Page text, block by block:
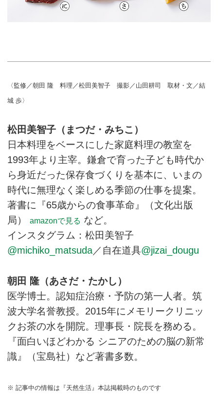
〈監修／朝田 隆 料理／松田美智子 撮影／山田耕司 取材・文／結
城 歩〉
松田美智子（まつだ・みちこ）
日本料理をベースにした家庭料理の教室を
1993年より主宰。鎌倉で育った子ども時代か
ら身近だった保存食づくりを基本に、いまの
時代に無理なく楽しめる季節の仕事を提案。
著書に『65歳からの食事革命』（文化出版
局）
amazonで見る など。
インスタグラム：松田美智子
@michiko_matsuda／自在道具@jizai_dougu
朝田 隆（あさだ・たかし）
医学博士。認知症治療・予防の第一人者。筑
波大学名誉教授。2015年にメモリークリニッ
クお茶の水を開院。理事長・院長を務める。
『面白いほどわかる シニアのための脳の新常
識』（宝島社）など著書多数。
※ 記事中の情報は『天然生活』本誌掲載時のものです